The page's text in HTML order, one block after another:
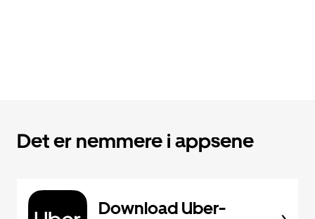
Det er nemmere i appsene
Download Uber-